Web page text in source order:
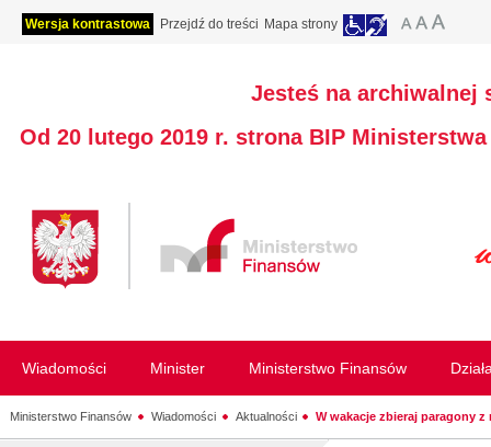
Wersja kontrastowa Przejdź do treści Mapa strony
Jesteś na archiwalnej
Od 20 lutego 2019 r. strona BIP
Wiadomości Minister Ministerstwo Finansów
Ministerstwo Finansów Wiadomości Aktualności W wakacje zbieraj paragony z